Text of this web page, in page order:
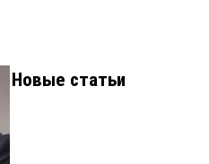
Новые статьи